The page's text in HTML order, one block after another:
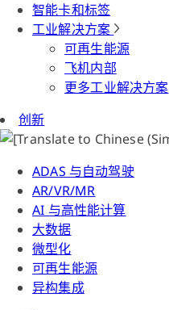
智能卡和标签
工业解决方案
可再生能源
飞机内部
更多工业解决方案
创新
ADAS 与自动驾驶
AR/VR/MR
AI 与高性能计算
大数据
微型化
可再生能源
异构集成